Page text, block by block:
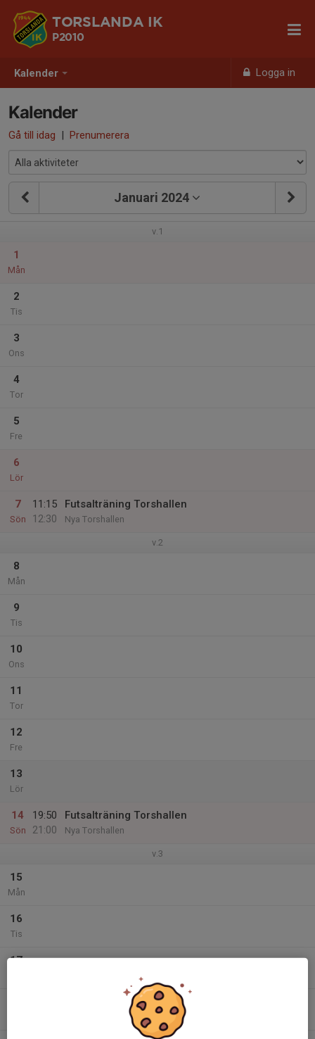
Kalender Logga in
TORSLANDA IK
P2010
Kalender
Gå till idag | Prenumerera
Januari 2024
v.1
1
Mån
2
Tis
3
Ons
4
Tor
5
Fre
6
Lör
7
Sön
11:15
12:30
Futsalträning Torshallen
Nya Torshallen
v.2
8
Mån
9
Tis
10
Ons
11
Tor
12
Fre
13
Lör
14
Sön
19:50
21:00
Futsalträning Torshallen
Nya Torshallen
v.3
15
Mån
16
Tis
17